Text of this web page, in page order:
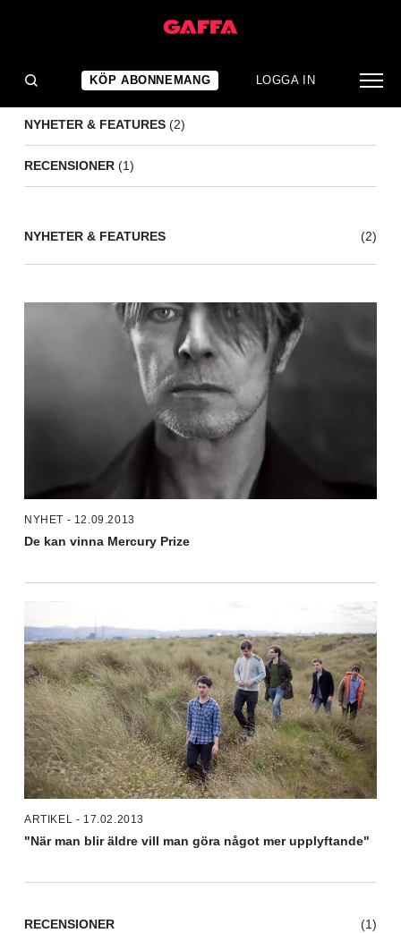
KÖP ABONNEMANG LOGGA IN
NYHETER & FEATURES (2)
RECENSIONER (1)
NYHETER & FEATURES (2)
NYHET - 12.09.2013
De kan vinna Mercury Prize
ARTIKEL - 17.02.2013
"När man blir äldre vill man göra något mer upplyftande"
RECENSIONER (1)